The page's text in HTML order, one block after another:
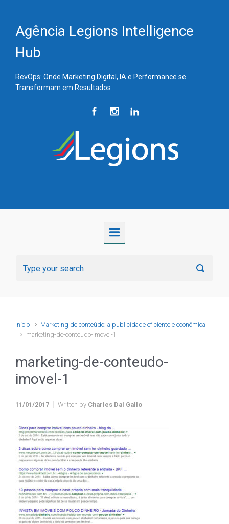
Agência Legions Intelligence
Hub
RevOps: Onde Marketing Digital, IA e Performance se
Transformam em Resultados
Início
Marketing de conteúdo: a publicidade eficiente e econômica
marketing-de-conteudo-imovel-1
marketing-de-conteudo-
imovel-1
11/01/2017 Written by Charles Dal Gallo